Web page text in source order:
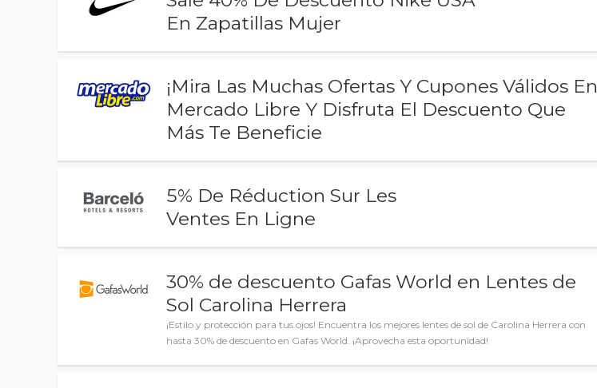
En Zapatillas Mujer
¡Mira Las Muchas Ofertas Y Cupones Válidos En
Mercado Libre Y Disfruta El Descuento Que
Más Te Beneficie
5% De Réduction Sur Les
Ventes En Ligne
30% de descuento Gafas World en Lentes de
Sol Carolina Herrera
¡Estilo y protección para tus ojos! Encuentra los mejores lentes de sol de Carolina Herrera con
hasta 30% de descuento en Gafas World. ¡Aprovecha esta oportunidad!